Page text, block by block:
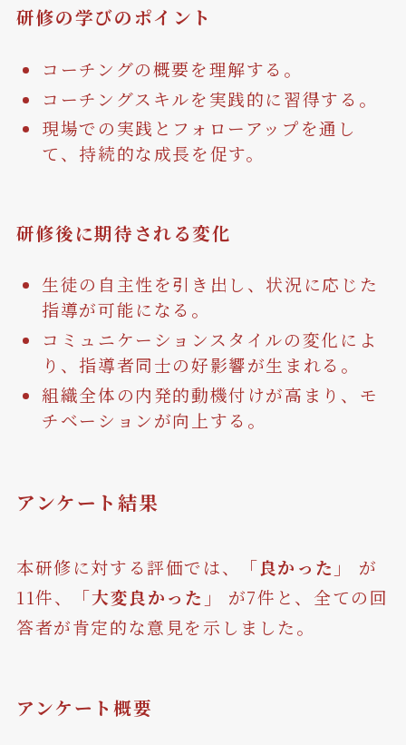
研修の学びのポイント
コーチングの概要を理解する。
コーチングスキルを実践的に習得する。
現場での実践とフォローアップを通し
て、持続的な成長を促す。
研修後に期待される変化
生徒の自主性を引き出し、状況に応じた
指導が可能になる。
コミュニケーションスタイルの変化によ
り、指導者同士の好影響が生まれる。
組織全体の内発的動機付けが高まり、モ
チベーションが向上する。
アンケート結果
本研修に対する評価では、 「良かった」
が
11件、
「大変良かった」
が7件と、全ての回
答者が肯定的な意見を示しました。
アンケート 概要